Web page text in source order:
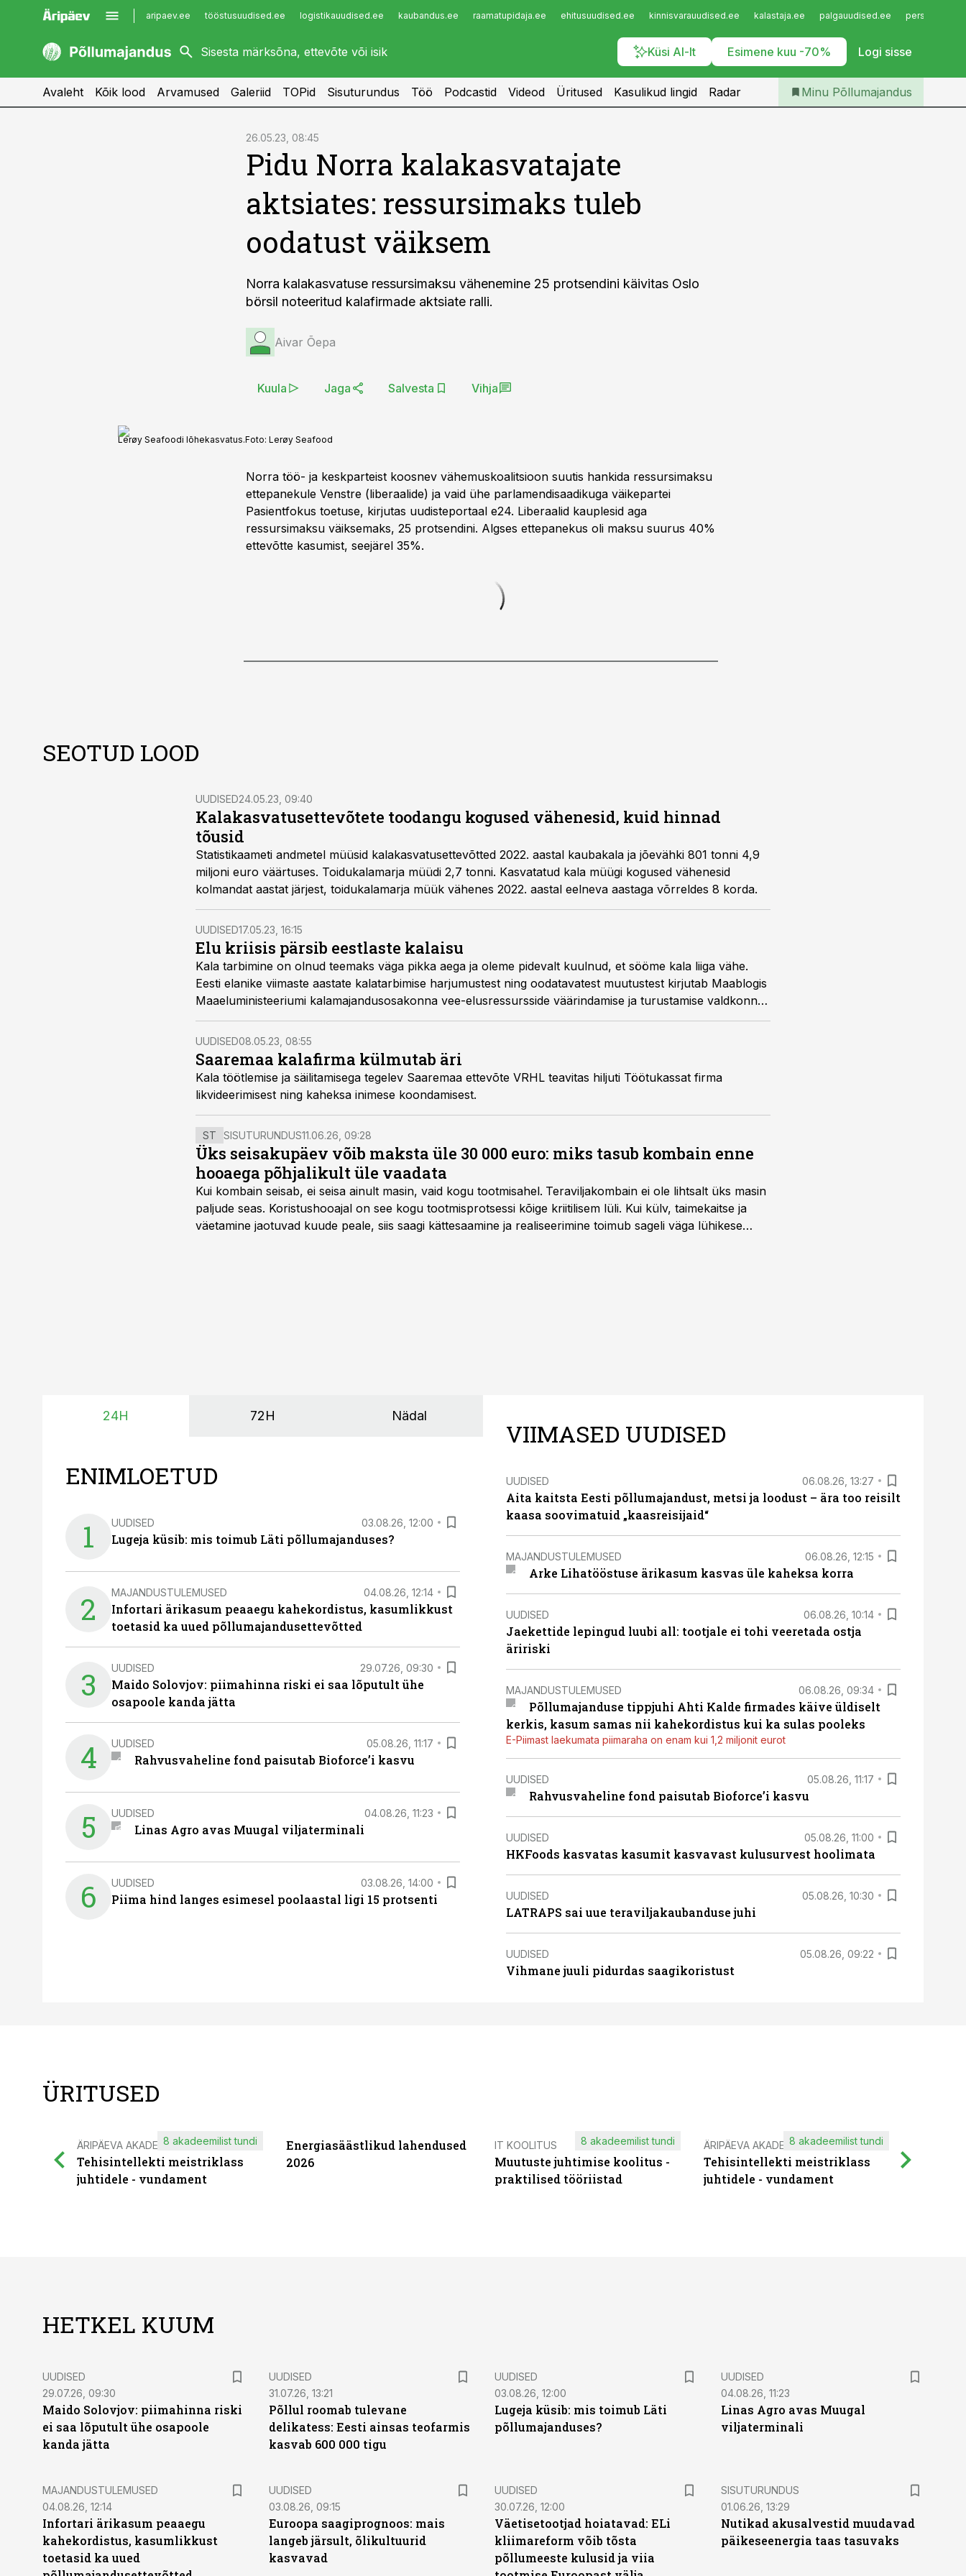
aripaev.ee tööstusuudised.ee logistikauudised.ee kaubandus.ee raamatupidaja.ee ehitusuudised.ee kinnisvarauudised.ee kalastaja.ee palgauudised.ee
Küsi AI-lt Esimene kuu -70% Logi sisse
kaubandus.ee
kinnisvarauudised.ee
imelineajalugu.ee
Infopank
Iseteenindus
Telli Põllumajandus
Avaleht Kõik lood Arvamused Galeriid TOPid Sisuturundus Töö Podcastid Videod Üritused Kasulikud lingid Radar Minu Põllumajandus
26.05.23, 08:45
Pidu Norra kalakasvatajate
aktsiates: ressursimaks tuleb
oodatust väiksem
Norra kalakasvatuse ressursimaksu vähenemine 25 protsendini käivitas Oslo
börsil noteeritud kalafirmade aktsiate ralli.
Aivar Õepa
Kuula Jaga Salvesta Vihja
Lerøy Seafoodi lõhekasvatus.Foto: Lerøy Seafood
Norra töö- ja keskparteist koosnev vähemuskoalitsioon suutis hankida ressursimaksu
ettepanekule Venstre (liberaalide) ja vaid ühe parlamendisaadikuga väikepartei
Pasientfokus toetuse, kirjutas uudisteportaal e24. Liberaalid kauplesid aga
ressursimaksu väiksemaks, 25 protsendini. Algses ettepanekus oli maksu suurus 40%
ettevõtte kasumist, seejärel 35%.
SEOTUD LOOD
UUDISED24.05.23, 09:40
Kalakasvatusettevõtete toodangu kogused vähenesid, kuid hinnad
tõusid
Statistikaameti andmetel müüsid kalakasvatusettevõtted 2022. aastal kaubakala ja jõevähki 801 tonni 4,9
miljoni euro väärtuses. Toidukalamarja müüdi 2,7 tonni. Kasvatatud kala müügi kogused vähenesid
kolmandat aastat järjest, toidukalamarja müük vähenes 2022. aastal eelneva aastaga võrreldes 8 korda.
UUDISED17.05.23, 16:15
Elu kriisis pärsib eestlaste kalaisu
Kala tarbimine on olnud teemaks väga pikka aega ja oleme pidevalt kuulnud, et sööme kala liiga vähe.
Eesti elanike viimaste aastate kalatarbimise harjumustest ning oodatavatest muutustest kirjutab Maablogis
Maaeluministeeriumi kalamajandusosakonna vee-elusressursside väärindamise ja turustamise valdkonna
peaspetsialist Laura Freivald-Heapost.
UUDISED08.05.23, 08:55
Saaremaa kalafirma külmutab äri
Kala töötlemise ja säilitamisega tegelev Saaremaa ettevõte VRHL teavitas hiljuti Töötukassat firma
likvideerimisest ning kaheksa inimese koondamisest.
ST SISUTURUNDUS11.06.26, 09:28
Üks seisakupäev võib maksta üle 30 000 euro: miks tasub kombain enne
hooaega põhjalikult üle vaadata
Kui kombain seisab, ei seisa ainult masin, vaid kogu tootmisahel. Teraviljakombain ei ole lihtsalt üks masin
paljude seas. Koristushooajal on see kogu tootmisprotsessi kõige kriitilisem lüli. Kui külv, taimekaitse ja
väetamine jaotuvad kuude peale, siis saagi kättesaamine ja realiseerimine toimub sageli väga lühikese
24H 72H Nädal
ENIMLOETUD
1 UUDISED 03.08.26, 12:00
Lugeja küsib: mis toimub Läti põllumajanduses?
2 MAJANDUSTULEMUSED 04.08.26, 12:14
Infortari ärikasum peaaegu kahekordistus, kasumlikkust
toetasid ka uued põllumajandusettevõtted
3 UUDISED 29.07.26, 09:30
Maido Solovjov: piimahinna riski ei saa lõputult ühe
osapoole kanda jätta
4 UUDISED 05.08.26, 11:17
Rahvusvaheline fond paisutab Bioforce’i kasvu
5 UUDISED 04.08.26, 11:23
Linas Agro avas Muugal viljaterminali
6 UUDISED 03.08.26, 14:00
Piima hind langes esimesel poolaastal ligi 15 protsenti
VIIMASED UUDISED
UUDISED 06.08.26, 13:27
Aita kaitsta Eesti põllumajandust, metsi ja loodust – ära too reisilt
kaasa soovimatuid „kaasreisijaid“
MAJANDUSTULEMUSED 06.08.26, 12:15
Arke Lihatööstuse ärikasum kasvas üle kaheksa korra
UUDISED 06.08.26, 10:14
Jaekettide lepingud luubi all: tootjale ei tohi veeretada ostja
äririski
MAJANDUSTULEMUSED 06.08.26, 09:34
Põllumajanduse tippjuhi Ahti Kalde firmades käive üldiselt
kerkis, kasum samas nii kahekordistus kui ka sulas pooleks
E-Piimast laekumata piimaraha on enam kui 1,2 miljonit eurot
UUDISED 05.08.26, 11:17
Rahvusvaheline fond paisutab Bioforce’i kasvu
UUDISED 05.08.26, 11:00
HKFoods kasvatas kasumit kasvavast kulusurvest hoolimata
UUDISED 05.08.26, 10:30
LATRAPS sai uue teraviljakaubanduse juhi
UUDISED 05.08.26, 09:22
Vihmane juuli pidurdas saagikoristust
ÜRITUSED
ÄRIPÄEVA AKADEEMIA
Tehisintellekti meistriklass
juhtidele - vundament
8 akadeemilist tundi
Energiasäästlikud lahendused
2026
IT KOOLITUS
Muutuste juhtimise koolitus -
praktilised tööriistad
8 akadeemilist tundi ÄRIPÄEVA AKADEEMIA
Tehisintellekti meistriklass
juhtidele - vundament
8 akadeemilist tundi
HETKEL KUUM
UUDISED
29.07.26, 09:30
Maido Solovjov: piimahinna riski
ei saa lõputult ühe osapoole
kanda jätta
UUDISED
31.07.26, 13:21
Põllul roomab tulevane
delikatess: Eesti ainsas teofarmis
kasvab 600 000 tigu
UUDISED
03.08.26, 12:00
Lugeja küsib: mis toimub Läti
põllumajanduses?
UUDISED
04.08.26, 11:23
Linas Agro avas Muugal
viljaterminali
MAJANDUSTULEMUSED
04.08.26, 12:14
Infortari ärikasum peaaegu
kahekordistus, kasumlikkust
toetasid ka uued
UUDISED
03.08.26, 09:15
Euroopa saagiprognoos: mais
langeb järsult, õlikultuurid
kasvavad
UUDISED
30.07.26, 12:00
Väetisetootjad hoiatavad: ELi
kliimareform võib tõsta
põllumeeste kulusid ja viia
ST
SISUTURUNDUS
01.06.26, 13:29
Nutikad akusalvestid muudavad
päikeseenergia taas tasuvaks